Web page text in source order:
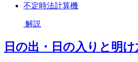
不定時法計算機
解説
日の出・日の入りと明